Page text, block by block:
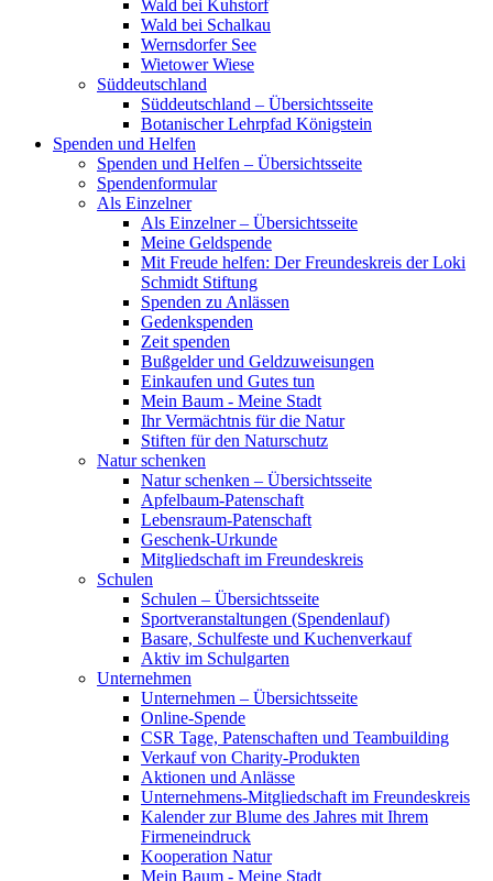
Wald bei Kuhstorf
Wald bei Schalkau
Wernsdorfer See
Wietower Wiese
Süddeutschland
Süddeutschland – Übersichtsseite
Botanischer Lehrpfad Königstein
Spenden und Helfen
Spenden und Helfen – Übersichtsseite
Spendenformular
Als Einzelner
Als Einzelner – Übersichtsseite
Meine Geldspende
Mit Freude helfen: Der Freundeskreis der Loki
Schmidt Stiftung
Spenden zu Anlässen
Gedenkspenden
Zeit spenden
Bußgelder und Geldzuweisungen
Einkaufen und Gutes tun
Mein Baum - Meine Stadt
Ihr Vermächtnis für die Natur
Stiften für den Naturschutz
Natur schenken
Natur schenken – Übersichtsseite
Apfelbaum-Patenschaft
Lebensraum-Patenschaft
Geschenk-Urkunde
Mitgliedschaft im Freundeskreis
Schulen
Schulen – Übersichtsseite
Sportveranstaltungen (Spendenlauf)
Basare, Schulfeste und Kuchenverkauf
Aktiv im Schulgarten
Unternehmen
Unternehmen – Übersichtsseite
Online-Spende
CSR Tage, Patenschaften und Teambuilding
Verkauf von Charity-Produkten
Aktionen und Anlässe
Unternehmens-Mitgliedschaft im Freundeskreis
Kalender zur Blume des Jahres mit Ihrem
Firmeneindruck
Kooperation Natur
Mein Baum - Meine Stadt